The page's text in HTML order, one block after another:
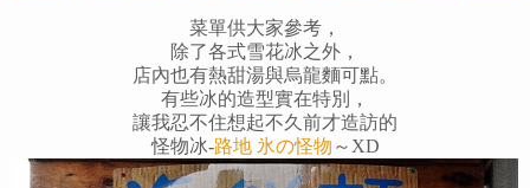
菜單供大家參考，
除了各式雪花冰之外，
店內也有熱甜湯與烏龍麵可點。
有些冰的造型實在特別，
讓我忍不住想起不久前才造訪的
怪物冰-路地 氷の怪物 ～XD